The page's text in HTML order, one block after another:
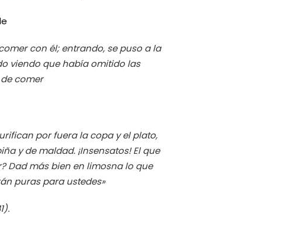
con él; entrando, se puso a la
viendo que había omitido las
comer
por fuera la copa y el plato,
y de maldad. ¡Insensatos! El que
Dad más bien en limosna lo que
puras para ustedes»